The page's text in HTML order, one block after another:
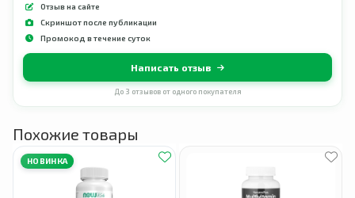
Отзыв на сайте
Скриншот после публикации
Промокод в течение суток
Написать отзыв
До 3 отзывов от одного покупателя
Похожие товары
НОВИНКА